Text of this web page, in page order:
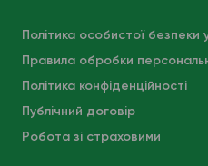
Політика особистої безпеки
Правила обробки
Політика конфіденційності
Публічний договір
Робота зі страховими